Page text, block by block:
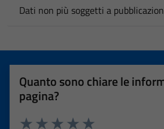
Dati non più soggetti a
Quanto sono chiare le
pagina?